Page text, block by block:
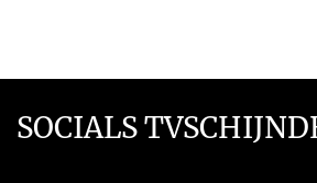
SOCIALS